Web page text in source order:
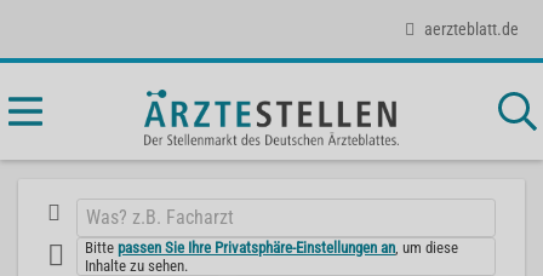
aerzteblatt.de
Bittepassen Sie Ihre Privatsphäre-Einstellungen an , um diese
Inhalte zu sehen.